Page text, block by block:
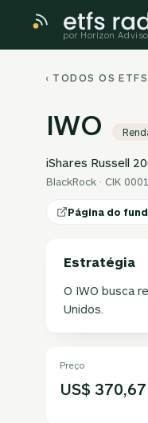
por Horizon
‹ TODOS OS ETFS
IWO
iShares Russell
BlackRock · CIK
Página do
Estratégia
O IWO busca
Unidos.
Preço
US$ 370,67